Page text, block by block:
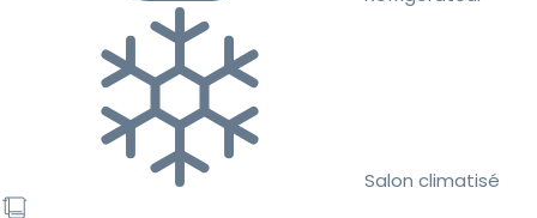
Salon climatisé